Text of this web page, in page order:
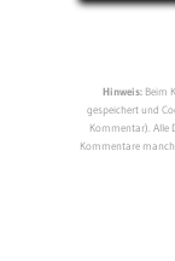
Hinweis:Beim
gespeichert und
Kommentar). Alle
Kommentare